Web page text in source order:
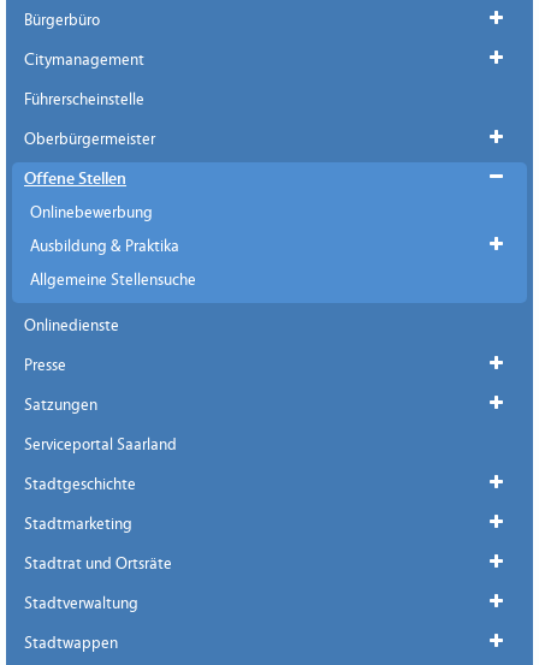
Bürgerbüro
Citymanagement
Führerscheinstelle
Oberbürgermeister
Offene Stellen
Onlinebewerbung
Ausbildung & Praktika
Allgemeine Stellensuche
Onlinedienste
Presse
Satzungen
Serviceportal Saarland
Stadtgeschichte
Stadtmarketing
Stadtrat und Ortsräte
Stadtverwaltung
Stadtwappen